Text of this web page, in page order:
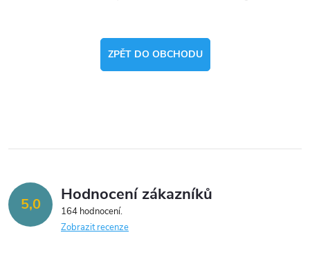
ZPĚT DO OBCHODU
5,0 Hodnocení zákazníků
164 hodnocení
Zobrazit recenze